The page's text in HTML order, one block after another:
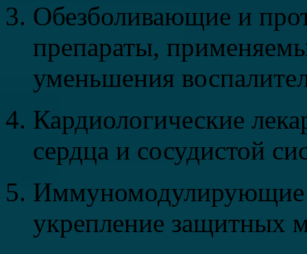
Обезболивающие и
препараты,
уменьшения
Кардиологические
сердца и сосудистой
Иммуномодулирующие
укрепление защитных